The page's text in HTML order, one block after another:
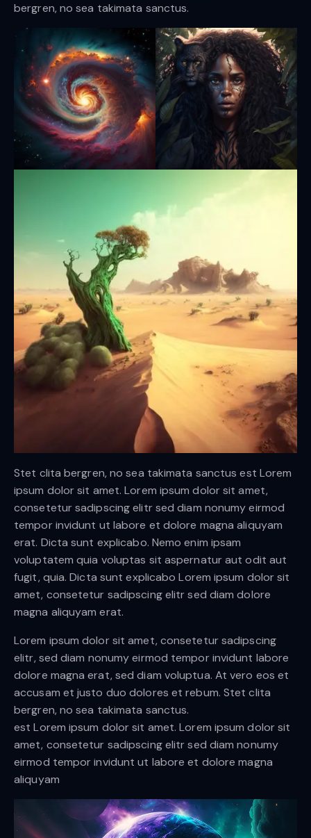
bergren, no sea takimata sanctus.
Stet clita bergren, no sea takimata sanctus est Lorem
ipsum dolor sit amet. Lorem ipsum dolor sit amet,
consetetur sadipscing elitr sed diam nonumy eirmod
tempor invidunt ut labore et dolore magna aliquyam
erat. Dicta sunt explicabo. Nemo enim ipsam
voluptatem quia voluptas sit aspernatur aut odit aut
fugit, quia. Dicta sunt explicabo Lorem ipsum dolor sit
amet, consetetur sadipscing elitr sed diam dolore
magna aliquyam erat.
Lorem ipsum dolor sit amet, consetetur sadipscing
elitr, sed diam nonumy eirmod tempor invidunt labore
dolore magna erat, sed diam voluptua. At vero eos et
accusam et justo duo dolores et rebum. Stet clita
bergren, no sea takimata sanctus.
est Lorem ipsum dolor sit amet. Lorem ipsum dolor sit
amet, consetetur sadipscing elitr sed diam nonumy
eirmod tempor invidunt ut labore et dolore magna
aliquyam